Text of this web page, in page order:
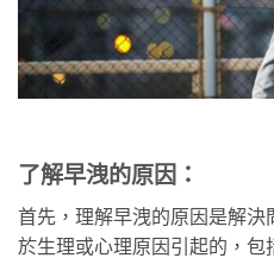
了解早洩的原因：
首先，理解早洩的原因是解
於生理或心理原因引起的，